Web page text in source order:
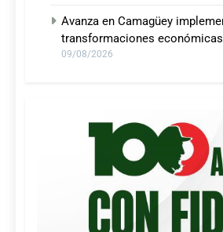
Avanza en Camagüey
transformaciones
09/08/2026